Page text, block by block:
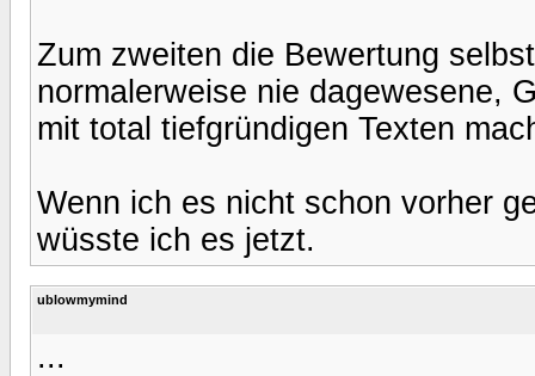
Zum zweiten die Bewertung
normalerweise nie dagewesene,
mit total tiefgründigen Texten
Wenn ich es nicht schon vorher
wüsste ich es jetzt.
ublowmymind
...